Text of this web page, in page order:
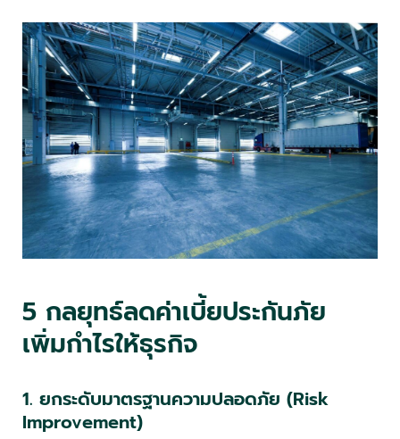
5 กลยุทธ์ลดค่าเบี้ยประกันภัย
เพิ่มกำไรให้ธุรกิจ
1. ยกระดับมาตรฐานความปลอดภัย (Risk
Improvement)